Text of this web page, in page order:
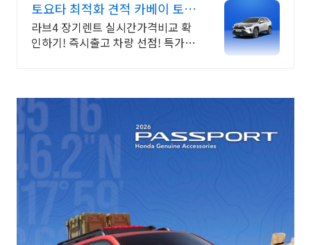
토요타 최적화 견적 카베이 토요
타 특가차량 무료견적
라브4 장기렌트 실시간가격비교 확
인하기! 즉시출고 차량 선점! 특가차